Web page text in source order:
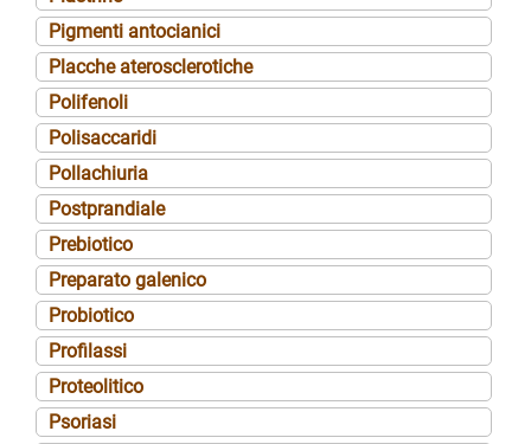
Pigmenti antocianici
Placche aterosclerotiche
Polifenoli
Polisaccaridi
Pollachiuria
Postprandiale
Prebiotico
Preparato galenico
Probiotico
Profilassi
Proteolitico
Psoriasi